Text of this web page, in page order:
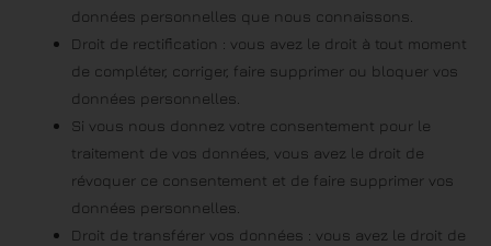
données personnelles que nous connaissons.
Droit de rectification : vous avez le droit à tout moment
de compléter, corriger, faire supprimer ou bloquer vos
données personnelles.
Si vous nous donnez votre consentement pour le
traitement de vos données, vous avez le droit de
révoquer ce consentement et de faire supprimer vos
données personnelles.
Droit de transférer vos données : vous avez le droit de